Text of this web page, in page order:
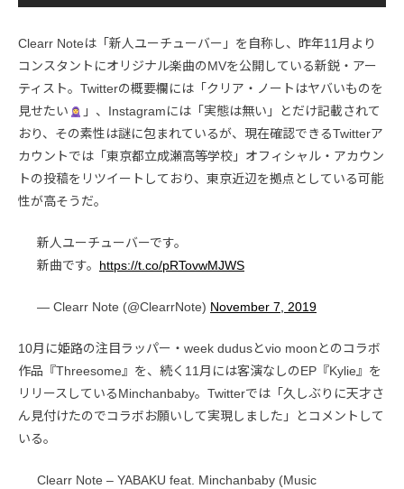
Clearr Noteは「新人ユーチューバー」を自称し、昨年11月より
コンスタントにオリジナル楽曲のMVを公開している新鋭・アー
ティスト。Twitterの概要欄には「クリア・ノートはヤバいものを
見せたい
」、Instagramには「実態は無い」とだけ記載されて
おり、その素性は謎に包まれているが、現在確認できるTwitterア
カウントでは「東京都立成瀬高等学校」オフィシャル・アカウン
トの投稿をリツイートしており、東京近辺を拠点としている可能
性が高そうだ。
新人ユーチューバーです。
新曲です。 https://t.co/pRTovwMJWS
— Clearr Note (@ClearrNote) November 7, 2019
10月に姫路の注目ラッパー・week dudusとvio moonとのコラボ
作品『Threesome』を、続く11月には客演なしのEP『Kylie』を
リリースしているMinchanbaby。Twitterでは「久しぶりに天才さ
ん見付けたのでコラボお願いして実現しました」とコメントして
いる。
Clearr Note – YABAKU feat. Minchanbaby (Music